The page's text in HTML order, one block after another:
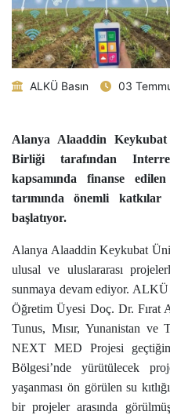
ALKÜ Basın 03
Alanya Alaaddin
Birliği tarafından
kapsamında finanse
tarımında önemli
başlatıyor.
Alanya Alaaddin Keykubat
ulusal ve uluslararası
sunmaya devam ediyor.
Öğretim Üyesi Doç. Dr. Fırat
Tunus, Mısır, Yunanistan ve
NEXT MED Projesi
Bölgesi’nde yürütülecek
yaşanması ön görülen su
bir projeler arasında